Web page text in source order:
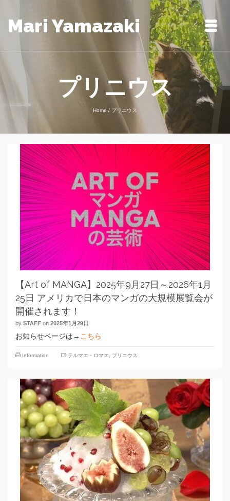
Mari Yamazaki
プリニウス
Home / プリニウス
【Art of MANGA】2025年9月27日～2026年1月
25日 アメリカで日本のマンガの大規模展覧会が
開催されます！
by STAFF on 2025年1月29日
お知らせページは→ こちら
Information テルマエ・ロマエ プリニウス